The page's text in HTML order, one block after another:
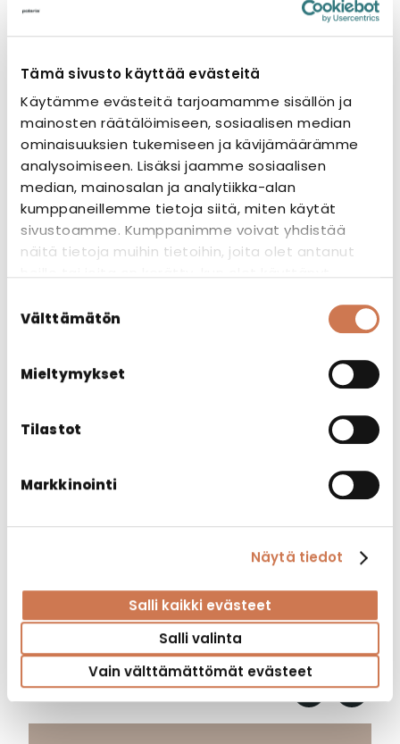
Tämä sivusto käyttää evästeitä
Käytämme evästeitä tarjoamamme sisällön ja
mainosten räätälöimiseen, sosiaalisen median
ominaisuuksien tukemiseen ja kävijämäärämme
analysoimiseen. Lisäksi jaamme sosiaalisen
median, mainosalan ja analytiikka-alan
kumppaneillemme tietoja siitä, miten käytät
sivustoamme. Kumppanimme voivat yhdistää
näitä tietoja muihin tietoihin, joita olet antanut
valinta
Välttämätön
Mieltymykset
Tilastot
Markkinointi
Näytä tiedot
Salli kaikki evästeet
Salli valinta
Vain välttämättömät evästeet
Tapahtumat